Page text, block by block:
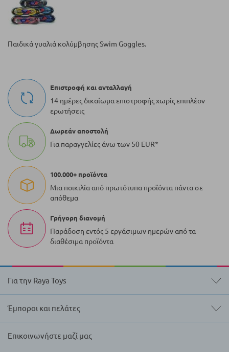
Παιδικά γυαλιά κολύμβησης Swim Goggles.
Επιστροφή και ανταλλαγή
14 ημέρες δικαίωμα επιστροφής χωρίς επιπλέον
ερωτήσεις
Δωρεάν αποστολή
Για παραγγελίες άνω των 50 EUR*
100.000+ προϊόντα
Μια ποικιλία από πρωτότυπα προϊόντα πάντα σε
απόθεμα
Γρήγορη διανομή
Παράδοση εντός 5 εργάσιμων ημερών από τα
διαθέσιμα προϊόντα
Για την Raya Toys
Έμποροι και πελάτες
Επικοινωνήστε μαζί μας